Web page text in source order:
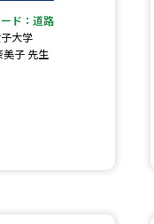
てよう
先輩が入学
ド：道路
大学
美子 先生